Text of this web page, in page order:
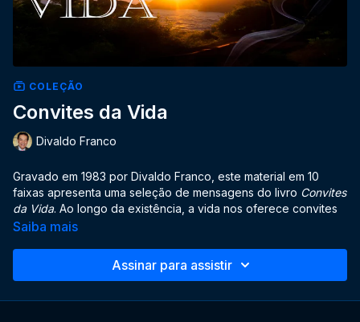
COLEÇÃO
Convites da Vida
Divaldo Franco
Gravado em 1983 por Divaldo Franco, este material em 10
faixas apresenta uma seleção de mensagens do livro Convites
da Vida. Ao longo da existência, a vida nos oferece convites
constantes — ora sussurrados como guias sutis, ora bradados
mensagens aqui reunidas são convites à reflexão profunda
sublimação. Escutá-las é abrir-se às vozes da Natureza e
Saiba mais
Assinar para assistir